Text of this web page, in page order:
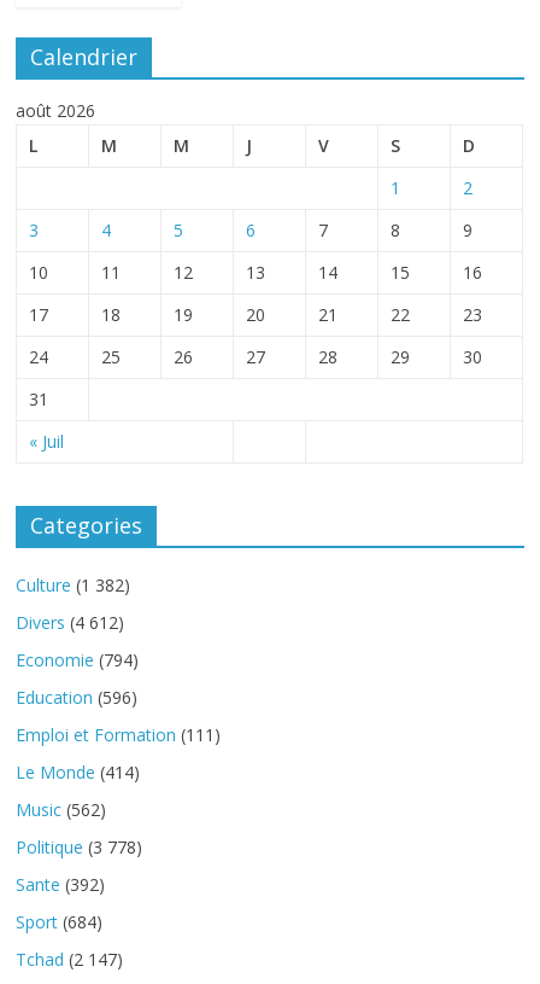
Calendrier
août 2026
L
M M J V S D
« Juil
1
2
3
4 5 6 7 8
9
10
11 12 13 14 15
16
17
18 19 20 21 22
23
24
25 26 27 28 29
30
31
Categories
Culture (1 382)
Divers (4 612)
Economie (794)
Education (596)
Emploi et Formation (111)
Le Monde (414)
Music (562)
Politique (3 778)
Sante (392)
Sport (684)
Tchad (2 147)